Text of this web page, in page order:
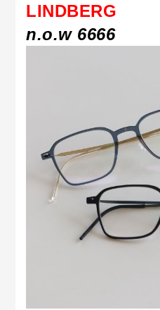
LINDBERG
n.o.w 6666